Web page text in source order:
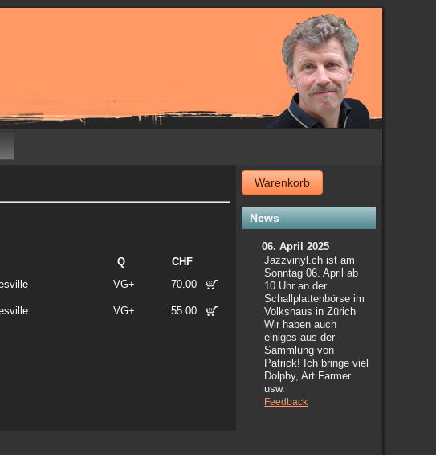
Q
CHF
VG+ 70.00
VG+ 55.00
Warenkorb
News
06. April 2025
Jazzvinyl.ch ist am
Sonntag 06. April ab
10 Uhr an der
Schallplattenbörse im
Volkshaus in Zürich
Wir haben auch
einiges aus der
Sammlung von
Patrick! Ich bringe viel
Dolphy, Art Farmer
usw.
Feedback